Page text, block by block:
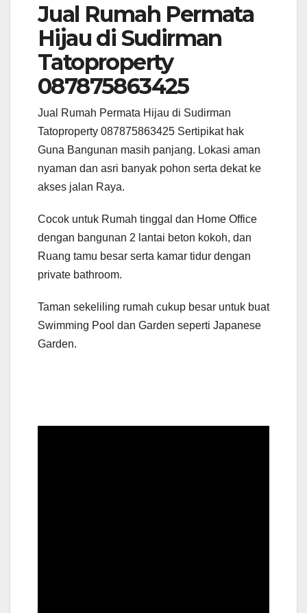
Jual Rumah Permata
Hijau di Sudirman
Tatoproperty
087875863425
Jual Rumah Permata Hijau di Sudirman
Tatoproperty 087875863425 Sertipikat hak
Guna Bangunan masih panjang. Lokasi aman
nyaman dan asri banyak pohon serta dekat ke
akses jalan Raya.
Cocok untuk Rumah tinggal dan Home Office
dengan bangunan 2 lantai beton kokoh, dan
Ruang tamu besar serta kamar tidur dengan
private bathroom.
Taman sekeliling rumah cukup besar untuk buat
Swimming Pool dan Garden seperti Japanese
Garden.